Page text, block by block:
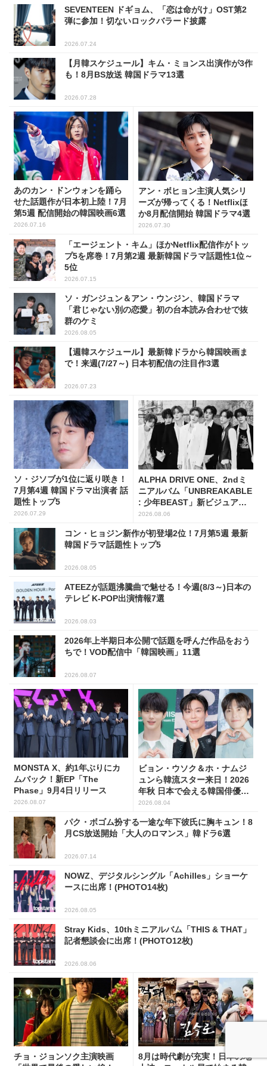
SEVENTEEN ドギョム、「恋は命がけ」OST第2
弾に参加！切ないロックバラード披露
2026.07.24
【月韓スケジュール】キム・ミョンス出演作が3作
も！8月BS放送 韓国ドラマ13選
2026.07.28
あのカン・ドンウォンを踊ら
せた話題作が日本初上陸！7月
第5週 配信開始の韓国映画6選
2026.07.16
アン・ボヒョン主演人気シリ
ーズが帰ってくる！Netflixほ
か8月配信開始 韓国ドラマ4選
2026.07.30
「エージェント・キム」ほかNetflix配信作がトッ
プ5を席巻！7月第2週 最新韓国ドラマ話題性1位～
5位
2026.07.15
ソ・ガンジュン＆アン・ウンジン、韓国ドラマ
「君じゃない別の恋愛」初の台本読み合わせで抜
群のケミ
2026.08.05
【週韓スケジュール】最新韓ドラから韓国映画ま
で！来週(7/27～) 日本初配信の注目作3選
2026.07.23
ソ・ジソブが1位に返り咲き！
7月第4週 韓国ドラマ出演者 話
題性トップ5
2026.07.29
ALPHA DRIVE ONE、2ndミ
ニアルバム「UNBREAKABLE
: 少年BEAST」新ビジュアル
解禁！
2026.08.06
コン・ヒョジン新作が初登場2位！7月第5週 最新
韓国ドラマ話題性トップ5
2026.08.05
ATEEZが話題沸騰曲で魅せる！今週(8/3～)日本の
テレビ K-POP出演情報7選
2026.08.03
2026年上半期日本公開で話題を呼んだ作品をおう
ちで！VOD配信中「韓国映画」11選
2026.08.07
MONSTA X、約1年ぶりにカ
ムバック！新EP「The
Phase」9月4日リリース
2026.08.07
ビョン・ウソク＆ホ・ナムジ
ュンら韓流スター来日！2026
年秋 日本で会える韓国俳優10
人
2026.08.04
パク・ボゴム扮する一途な年下彼氏に胸キュン！8
月CS放送開始「大人のロマンス」韓ドラ6選
2026.07.14
NOWZ、デジタルシングル「Achilles」ショーケ
ースに出席！(PHOTO14枚)
2026.08.05
Stray Kids、10thミニアルバム「THIS & THAT」
記者懇談会に出席！(PHOTO12枚)
2026.08.06
チョ・ジョンソク主演映画
8月は時代劇が充実！日本の地